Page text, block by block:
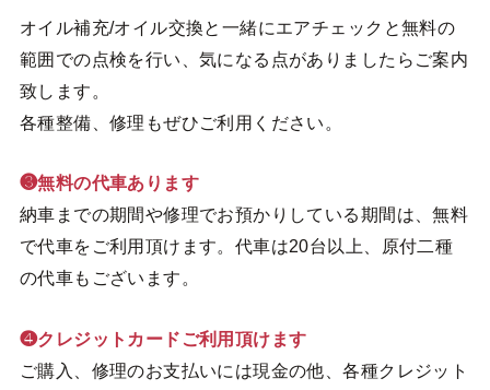
オイル補充/オイル交換と一緒にエアチェックと無料の
範囲での点検を行い、気になる点がありましたらご案内
致します。
各種整備、修理もぜひご利用ください。
❸無料の代車あります
納車までの期間や修理でお預かりしている期間は、無料
で代車をご利用頂けます。代車は20台以上、原付二種
の代車もございます。
❹クレジットカードご利用頂けます
ご購入、修理のお支払いには現金の他、各種クレジット